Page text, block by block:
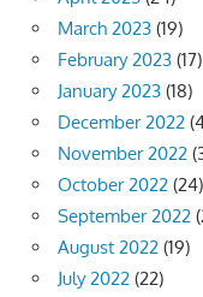
March 2023 (19)
February 2023 (17)
January 2023 (18)
December 2022
November 2022
October 2022 (24)
September 2022
August 2022 (19)
July 2022 (22)